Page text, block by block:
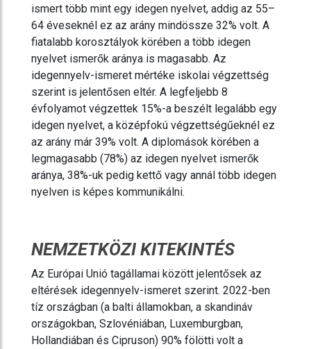
ismert több mint egy idegen nyelvet, addig az 55–
64 éveseknél ez az arány mindössze 32% volt. A
fiatalabb korosztályok körében a több idegen
nyelvet ismerők aránya is magasabb. Az
idegennyelv-ismeret mértéke iskolai végzettség
szerint is jelentősen eltér. A legfeljebb 8
évfolyamot végzettek 15%-a beszélt legalább egy
idegen nyelvet, a középfokú végzettségűeknél ez
az arány már 39% volt. A diplomások körében a
legmagasabb (78%) az idegen nyelvet ismerők
aránya, 38%-uk pedig kettő vagy annál több idegen
nyelven is képes kommunikálni.
NEMZETKÖZI KITEKINTÉS
Az Európai Unió tagállamai között jelentősek az
eltérések idegennyelv-ismeret szerint. 2022-ben
tíz országban (a balti államokban, a skandináv
országokban, Szlovéniában, Luxemburgban,
Hollandiában és Cipruson) 90% fölötti volt a